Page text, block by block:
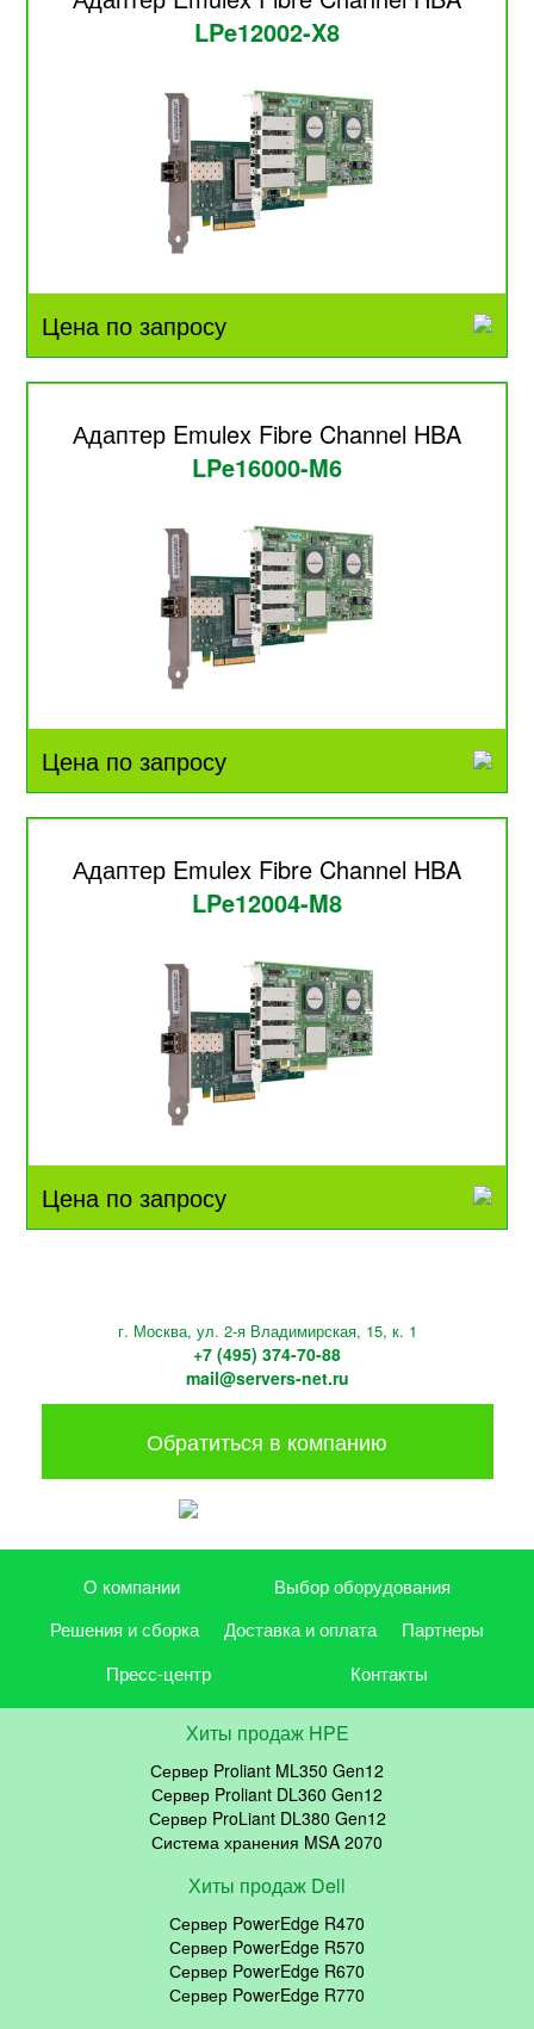
LPe12002-X8
Цена по запросу
Адаптер Emulex Fibre Channel HBA
LPe16000-M6
Цена по запросу
Адаптер Emulex Fibre Channel HBA
LPe12004-M8
Цена по запросу
г. Москва, ул. 2-я Владимирская, 15, к. 1
+7 (495) 374-70-88
mail@servers-net.ru
Обратиться в компанию
О компании
Выбор оборудования
Решения и сборка
Доставка и оплата
Партнеры
Пресс-центр
Контакты
Хиты продаж HPE
Сервер Proliant ML350 Gen12
Сервер Proliant DL360 Gen12
Сервер ProLiant DL380 Gen12
Система хранения MSA 2070
Хиты продаж Dell
Сервер PowerEdge R470
Сервер PowerEdge R570
Сервер PowerEdge R670
Сервер PowerEdge R770